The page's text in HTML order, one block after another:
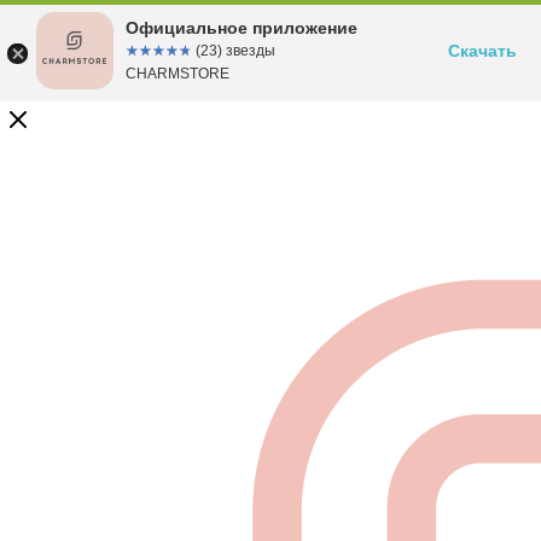
Официальное приложение
☆☆☆☆☆
★★★★★ (23) звезды
CHARMSTORE
Скачать